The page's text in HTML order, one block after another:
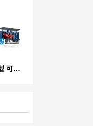
成都SHM型 可调式弹簧减振器